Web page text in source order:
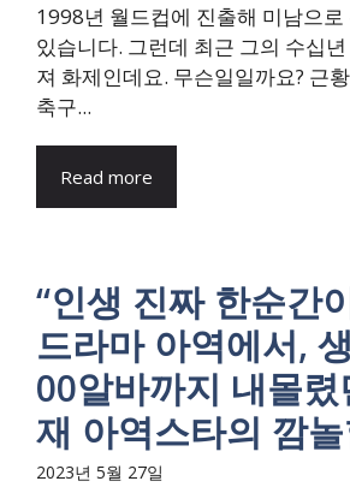
1998년 월드컵에 진출해 미남으
있습니다. 그런데 최근 그의 수십
져 화제인데요. 무슨일일까요? 근
축구...
Read more
“인생 진짜 한순간
드라마 아역에서,
00알바까지 내몰렸
재 아역스타의 깜
2023년 5월 27일